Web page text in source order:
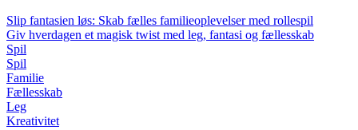
Slip fantasien løs: Skab fælles familieoplevelser med rollespil
Giv hverdagen et magisk twist med leg, fantasi og fællesskab
Spil
Spil
Familie
Fællesskab
Leg
Kreativitet